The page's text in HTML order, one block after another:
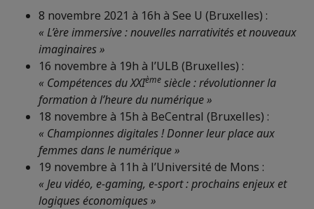
8 novembre 2021 à 16h à See U (Bruxelles) :
« L’ère immersive : nouvelles narrativités et nouveaux
imaginaires »
16 novembre à 19h à l’ULB (Bruxelles) :
« Compétences du XXIème siècle : révolutionner la
formation à l’heure du numérique »
18 novembre à 15h à BeCentral (Bruxelles) :
« Championnes digitales ! Donner leur place aux
femmes dans le numérique »
19 novembre à 11h à l’Université de Mons :
« Jeu vidéo, e-gaming, e-sport : prochains enjeux et
logiques économiques »